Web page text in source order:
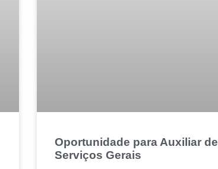
Oportunidade para Auxiliar de
Serviços Gerais